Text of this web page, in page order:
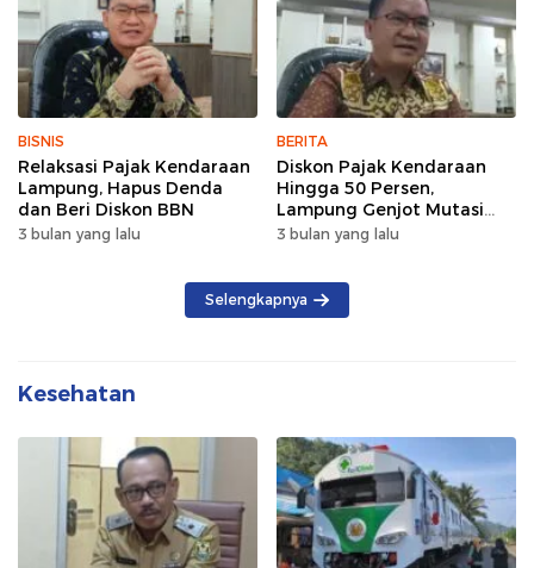
BISNIS
Relaksasi Pajak Kendaraan
Lampung, Hapus Denda
dan Beri Diskon BBN
3 bulan yang lalu
BERITA
Diskon Pajak Kendaraan
Hingga 50 Persen,
Lampung Genjot Mutasi
Kendaraan Luar Daerah
3 bulan yang lalu
Selengkapnya
Kesehatan